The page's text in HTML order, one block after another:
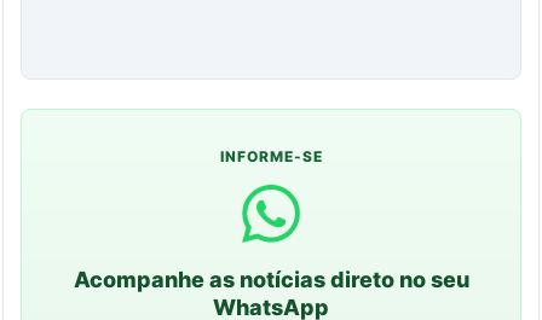
INFORME-SE
Acompanhe as notícias direto no seu
WhatsApp